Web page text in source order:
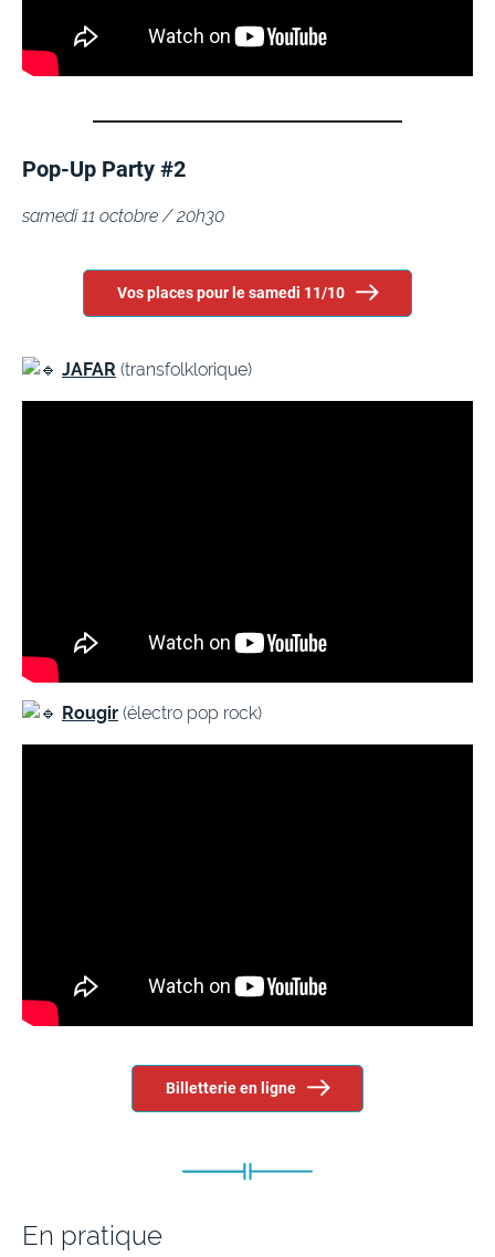
Pop-Up Party #2
samedi 11 octobre / 20h30
Vos places pour le samedi 11/10
JAFAR (transfolklorique)
Rougir (électro pop rock)
Billetterie en ligne
En pratique